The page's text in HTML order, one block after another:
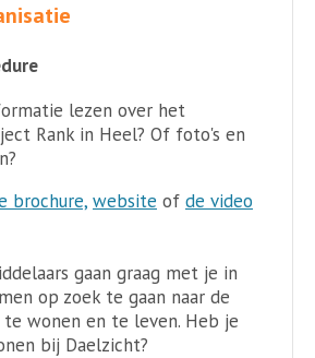
lezen over het
Rank in Heel? Of foto's en
brochure, website of de video
gaan graag met je in
op zoek te gaan naar de
wonen en te leven. Heb je
bij Daelzicht?